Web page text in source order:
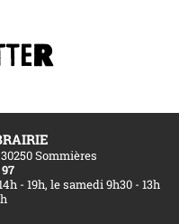
Sommières
- 19h, le samedi 9h30 - 13h